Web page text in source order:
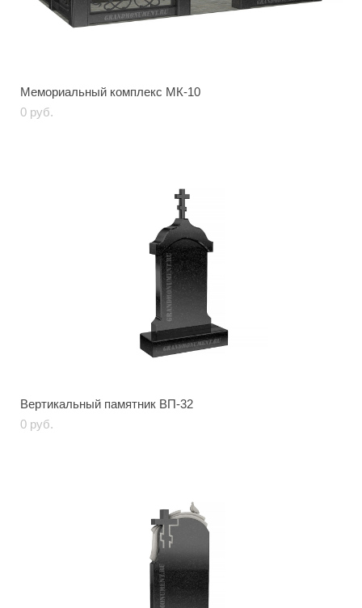
Мемориальный комплекс МК-10
0 pуб.
Вертикальный памятник ВП-32
0 pуб.